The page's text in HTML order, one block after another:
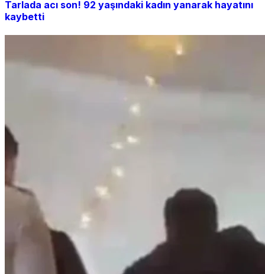
Tarlada acı son! 92 yaşındaki kadın yanarak hayatını
kaybetti